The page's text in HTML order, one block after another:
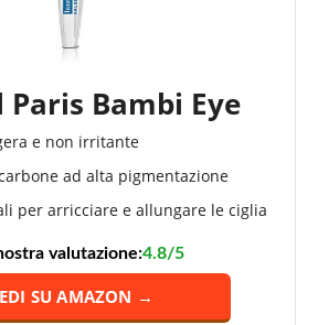
Paris Bambi Eye
e non irritante
ad alta pigmentazione
per arricciare e allungare le ciglia
valutazione:4.8/5
SU AMAZON →